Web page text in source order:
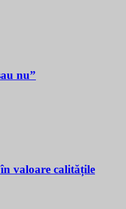
nu”
valoare calitățile